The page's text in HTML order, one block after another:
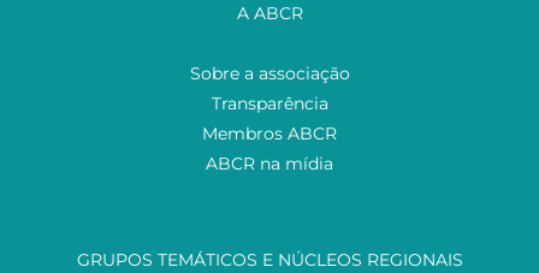
A ABCR
Sobre a associação
Transparência
Membros ABCR
ABCR na mídia
GRUPOS TEMÁTICOS E NÚCLEOS REGIONAIS